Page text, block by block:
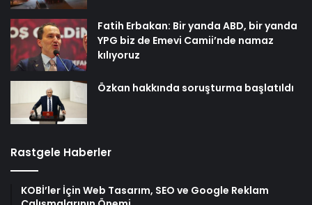
Fatih Erbakan: Bir yanda ABD, bir yanda
YPG biz de Emevi Camii’nde namaz
kılıyoruz
Özkan hakkında soruşturma başlatıldı
Rastgele Haberler
KOBİ’ler İçin Web Tasarım, SEO ve Google Reklam